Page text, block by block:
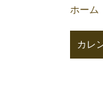
ホーム
カレ